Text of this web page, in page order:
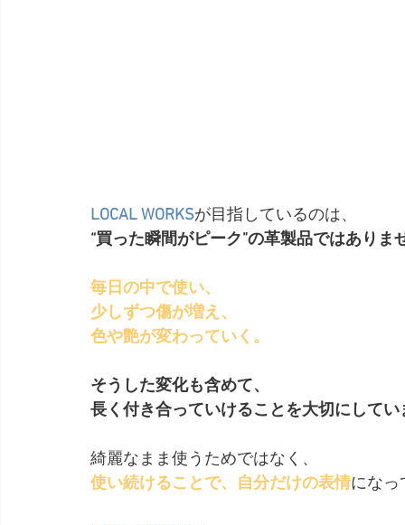
LOCAL WORKSが目指しているのは、
“買った瞬間がピーク”の革製品ではありま
毎日の中で使い、
少しずつ傷が増え、
色や艶が変わっていく。
そうした変化も含めて、
長く付き合っていけることを大切にしてい
綺麗なまま使うためではなく、
使い続けることで、自分だけの表情になっ